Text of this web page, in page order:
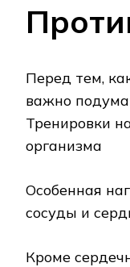
Перед тем,
важно
Тренировки
организма
Особенная
сосуды и
Кроме